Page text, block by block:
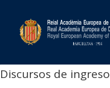
Discursos de ingreso